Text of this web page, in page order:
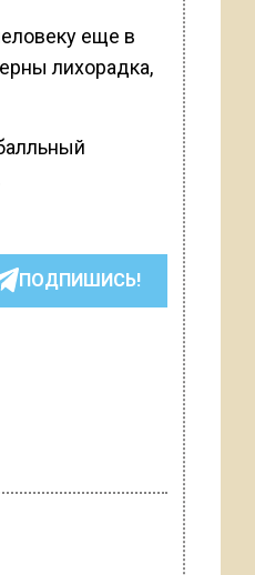
еще в
лихорадка,
ПОДПИШИСЬ!